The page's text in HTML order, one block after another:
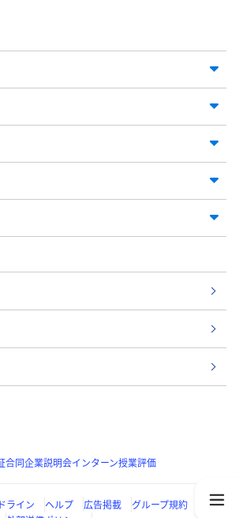
合同企業説明会インターン授業評価
ライン ヘルプ 広告掲載
グループ規約